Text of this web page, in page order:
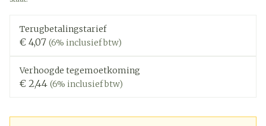
Terugbetalingstarief
€ 4,07 (6% inclusief btw)
Verhoogde tegemoetkoming
€ 2,44 (6% inclusief btw)